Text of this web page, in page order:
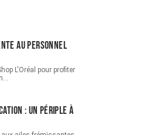
au personnel
L'Oréal pour profiter
…
: un périple à